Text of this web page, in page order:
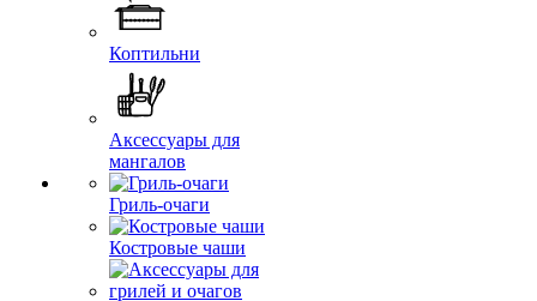
Коптильни
Аксессуары для
мангалов
Гриль-очаги
Костровые чаши